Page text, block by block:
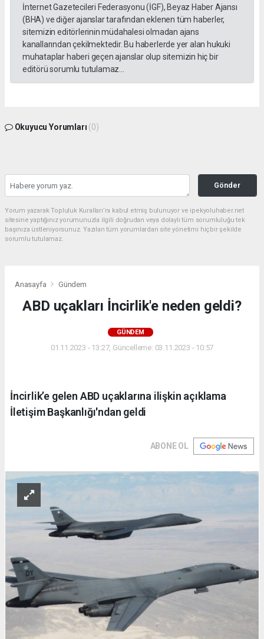
İnternet Gazetecileri Federasyonu (İGF), Beyaz Haber Ajansı
(BHA) ve diğer ajanslar tarafından eklenen tüm haberler,
sitemizin editörlerinin müdahalesi olmadan ajans
kanallarından çekilmektedir. Bu haberlerde yer alan hukuki
muhataplar haberi geçen ajanslar olup sitemizin hiç bir
editörü sorumlu tutulamaz...
Okuyucu Yorumları (0)
Gönder
Yorum yazarak Topluluk Kuralları’nı kabul etmiş bulunuyor ve ipekyoluhaber.net
sitesine yaptığınız yorumunuzla ilgili doğrudan veya dolaylı tüm sorumluluğu tek
başınıza üstleniyorsunuz. Yazılan tüm yorumlardan site yönetimi hiçbir şekilde
sorumlu tutulamaz.
Anasayfa Gündem
ABD uçakları İncirlik'e neden geldi?
GÜNDEM
01.11.2023 - 13:27, Güncelleme: 03.11.2023 - 10:57
İncirlik’e gelen ABD uçaklarına ilişkin açıklama
İletişim Başkanlığı'ndan geldi
ABONE OL